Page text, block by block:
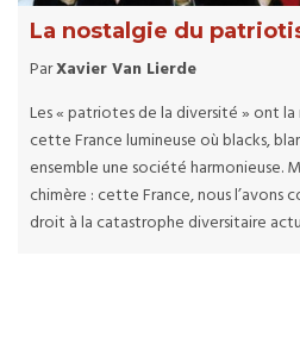
La nostalgie du
ParXavier Van Lierde
Les « patriotes de la diversité » ont
cette France lumineuse où blacks,
ensemble une société harmonieuse.
chimère : cette France, nous l’avons
droit à la catastrophe diversitaire